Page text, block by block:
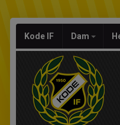
Kode IF Dam